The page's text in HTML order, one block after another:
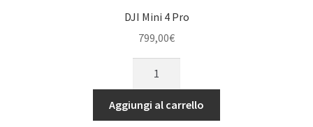
(GL)
quantità
DJI Mini 4 Pro
799,00€
4
Pro
Aggiungi al carrello